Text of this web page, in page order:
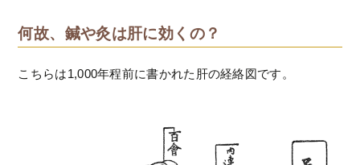
何故、鍼や灸は肝に効くの？
こちらは1,000年程前に書かれた肝の経絡図です。